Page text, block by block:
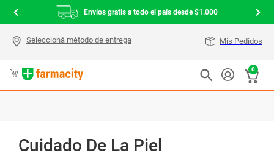
Envíos gratis a todo el país desde $1.000
Mis Pedidos
0
Cuidado De La Piel